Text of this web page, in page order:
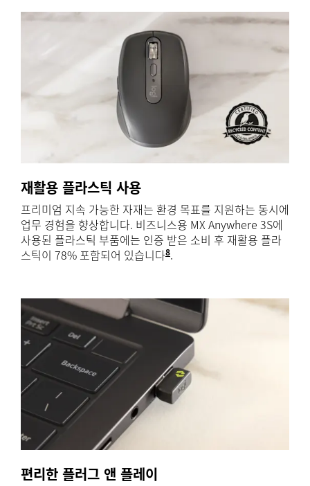
재활용 플라스틱 사용
프리미엄 지속 가능한 자재는 환경 목표를 지원하는 동시에
업무 경험을 향상합니다. 비즈니스용 MX Anywhere 3S에
사용된 플라스틱 부품에는 인증 받은 소비 후 재활용 플라
스틱이 78% 포함되어 있습니다8. PWA(printed wiring
.
편리한 플러그 앤 플레이